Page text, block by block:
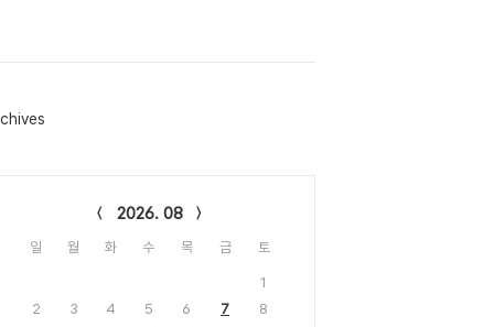
2026. 08
일 월 화 수 목 금 토
1
2
3 4 5 6 7
8